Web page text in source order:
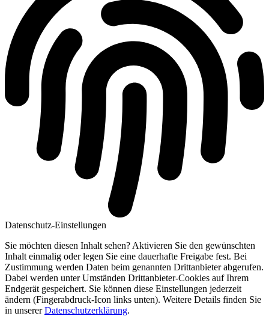
Datenschutz-Einstellungen
Sie möchten diesen Inhalt sehen? Aktivieren Sie den gewünschten
Inhalt einmalig oder legen Sie eine dauerhafte Freigabe fest. Bei
Zustimmung werden Daten beim genannten Drittanbieter abgerufen.
Dabei werden unter Umständen Drittanbieter-Cookies auf Ihrem
Endgerät gespeichert. Sie können diese Einstellungen jederzeit
ändern (Fingerabdruck-Icon links unten). Weitere Details finden Sie
in unsererDatenschutzerklärung.